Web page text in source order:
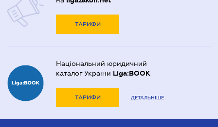
ТАРИФИ
Національний юридичний
каталог України Liga:BOOK
ТАРИФИ ДЕТАЛЬНІШЕ